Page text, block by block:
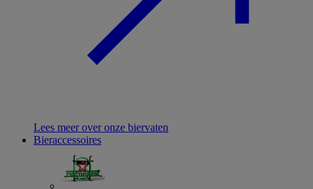
Lees meer over onze biervaten
Bieraccessoires